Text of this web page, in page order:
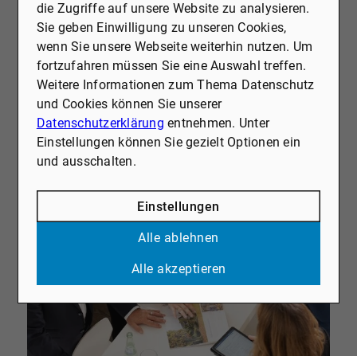
ZWISCHEN URBANITÄT UND
NATURNÄHE.
Bergisch Gladbach zählt seit vielen Jahren zu den
beliebtesten Wohnstandorten im Kölner Umland. Die
Stadt verbindet eine hohe Lebensqualität mit kurzen
Wegen in die Metropole und bietet gleichzeitig viel
Grün, gewachsene Wohnquartiere und ein
vielfältiges Immobilienangebot. So ist Bergisch
Gladbach für unterschiedlichste Lebensentwürfe
attraktiv – von jungen Familien über Berufspendler
bis hin zu Menschen, die bewusst ruhiger wohnen
möchten, ohne den Anschluss zu verlieren.
die Zugriffe auf unsere Website zu analysieren.
Sie geben Einwilligung zu unseren Cookies,
wenn Sie unsere Webseite weiterhin nutzen. Um
fortzufahren müssen Sie eine Auswahl treffen.
Weitere Informationen zum Thema Datenschutz
und Cookies können Sie unserer
Datenschutzerklärung entnehmen. Unter
Einstellungen können Sie gezielt Optionen ein
und ausschalten.
Einstellungen
Alle ablehnen
Alle akzeptieren